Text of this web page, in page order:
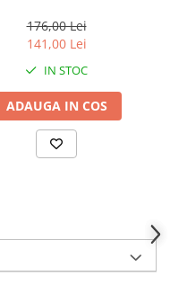
176,00 Lei
141,00 Lei
IN STOC
ADAUGA IN COS